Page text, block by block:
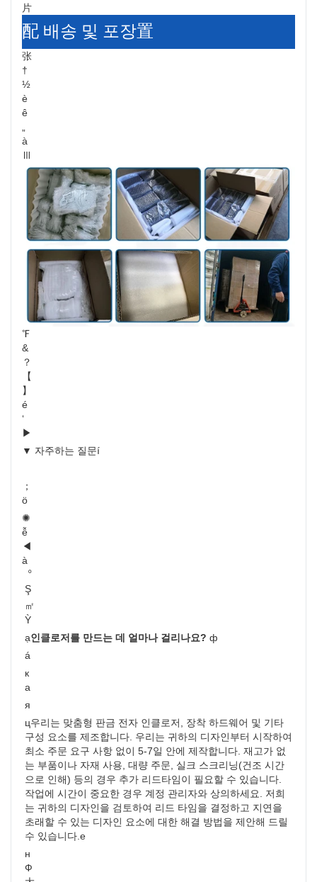
片
配 배송 및 포장置
张
†
½
è
ê
à
Ⅲ
℉
&
？
【
】
é
‘
▶
▼ 자주하는 질문í
；
ö
✺
ễ
◀
à
︒
Ş
㎡
Ỳ
ạ인클로저를 만드는 데 얼마나 걸리나요? ф
á
к
а
я
ц우리는 맞춤형 판금 전자 인클로저, 장착 하드웨어 및 기타
구성 요소를 제조합니다. 우리는 귀하의 디자인부터 시작하여
최소 주문 요구 사항 없이 5-7일 안에 제작합니다. 재고가 없
는 부품이나 자재 사용, 대량 주문, 실크 스크리닝(건조 시간
으로 인해) 등의 경우 추가 리드타임이 필요할 수 있습니다.
작업에 시간이 중요한 경우 계정 관리자와 상의하세요. 저희
는 귀하의 디자인을 검토하여 리드 타임을 결정하고 지연을
초래할 수 있는 디자인 요소에 대한 해결 방법을 제안해 드릴
수 있습니다. е
н
Ф